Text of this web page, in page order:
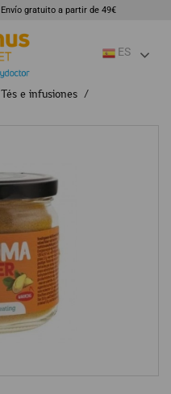
gratuito a partir de 49€
ES
Tés e infusiones